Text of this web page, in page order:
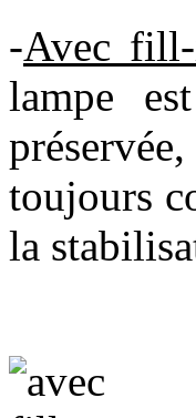
-Avec
lampe
toujours
la